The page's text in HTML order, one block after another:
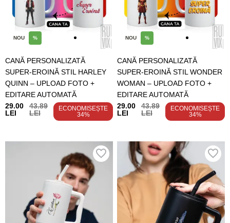
NOU %
CANĂ PERSONALIZATĂ
SUPER-EROINĂ STIL HARLEY
QUINN – UPLOAD FOTO +
EDITARE AUTOMATĂ
29.00
LEI
43.89
LEI
ECONOMISEȘTE
34%
NOU %
CANĂ PERSONALIZATĂ
SUPER-EROINĂ STIL WONDER
WOMAN – UPLOAD FOTO +
EDITARE AUTOMATĂ
29.00
LEI
43.89
LEI
ECONOMISEȘTE
34%